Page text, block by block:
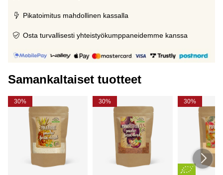
Pikatoimitus mahdollinen kassalla
Osta turvallisesti yhteistyökumppaneidemme kanssa
Samankaltaiset tuotteet
30% 30% 30%